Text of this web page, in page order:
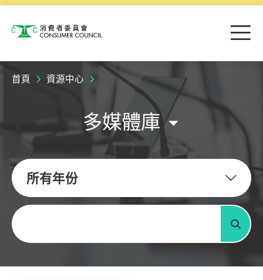
消費者委員會 目
首頁 資源中心
多媒體庫
所有年份
關鍵字
搜尋